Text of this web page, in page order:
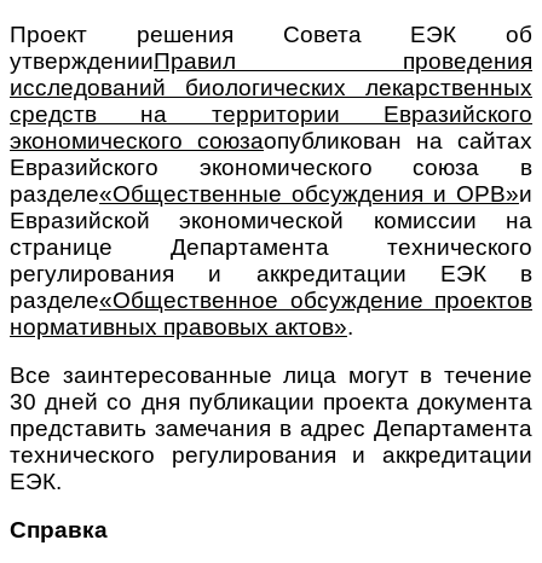
Проект решения Совета ЕЭК об
утвержденииПравил проведения
исследований биологических лекарственных
средств на территории Евразийского
экономического союзаопубликован на сайтах
Евразийского экономического союза в
разделе«Общественные обсуждения и ОРВ»и
Евразийской экономической комиссии на
странице Департамента технического
регулирования и аккредитации ЕЭК в
разделе«Общественное обсуждение проектов
нормативных правовых актов».
Все заинтересованные лица могут в течение
30 дней со дня публикации проекта документа
представить замечания в адрес Департамента
технического регулирования и аккредитации
ЕЭК.
Справка